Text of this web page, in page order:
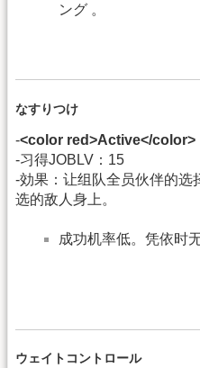
ング 。
なすりつけ
-<color red>Active</color>
-习得JOBLV：15
-効果：让组队全员伙伴的选
选的敌人身上。
成功机率低。凭依时
ウェイトコントロール